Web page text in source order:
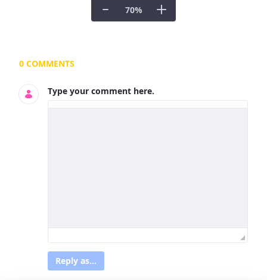
70%
Documents and Media
0 COMMENTS
Type your comment here.
Reply as...